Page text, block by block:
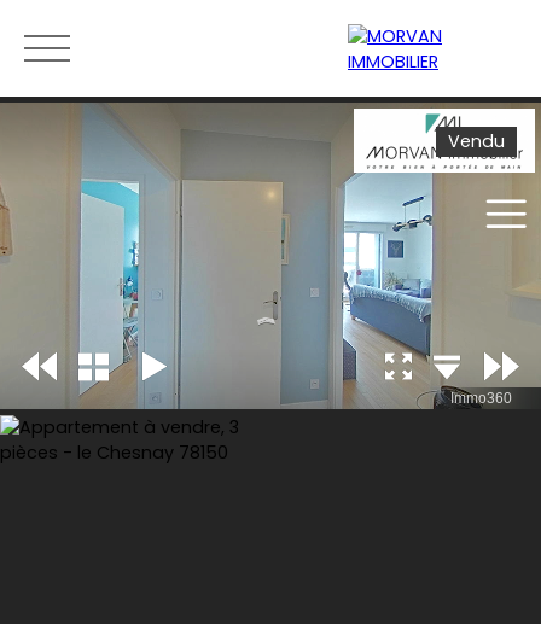
Menu
Estimation 0189279400
Vendu